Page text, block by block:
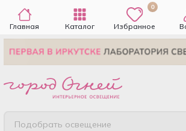
Главная Каталог
0
Избранное
Подобрать освещение